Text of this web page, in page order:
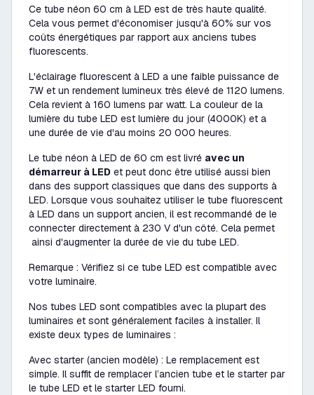
Ce tube néon 60 cm à LED est de très haute qualité.
Cela vous permet d'économiser jusqu'à 60% sur vos
coûts énergétiques par rapport aux anciens tubes
fluorescents.
L'éclairage fluorescent à LED a une faible puissance de
7W et un rendement lumineux très élevé de 1120 lumens.
Cela revient à 160 lumens par watt. La couleur de la
lumière du tube LED est lumière du jour (4000K) et a
une durée de vie d'au moins 20 000 heures.
Le tube néon à LED de 60 cm est livré avec un
démarreur à LED et peut donc être utilisé aussi bien
dans des support classiques que dans des supports à
LED. Lorsque vous souhaitez utiliser le tube fluorescent
à LED dans un support ancien, il est recommandé de le
connecter directement à 230 V d'un côté. Cela permet
ainsi d'augmenter la durée de vie du tube LED.
Remarque : Vérifiez si ce tube LED est compatible avec
votre luminaire.
Nos tubes LED sont compatibles avec la plupart des
luminaires et sont généralement faciles à installer. Il
existe deux types de luminaires :
Avec starter (ancien modèle) : Le remplacement est
simple. Il suffit de remplacer l’ancien tube et le starter par
le tube LED et le starter LED fourni.